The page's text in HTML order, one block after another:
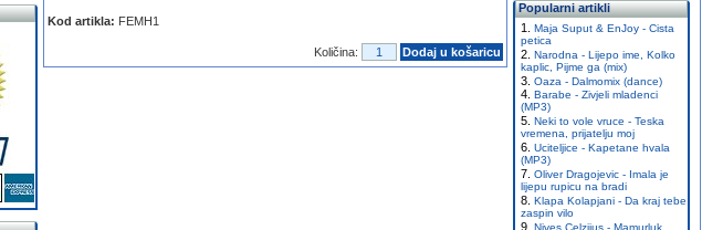
Kod artikla: FEMH1
Količina: Dodaj u košaricu
Popularni artikli
Maja Suput & EnJoy - Cista
petica
Narodna - Lijepo ime, Kolko
kaplic, Pijme ga (mix)
Oaza - Dalmomix (dance)
Barabe - Zivjeli mladenci
(MP3)
Neki to vole vruce - Teska
vremena, prijatelju moj
Uciteljice - Kapetane hvala
(MP3)
Oliver Dragojevic - Imala je
lijepu rupicu na bradi
Klapa Kolapjani - Da kraj tebe
zaspin vilo
Nives Celzijus - Mamurluk